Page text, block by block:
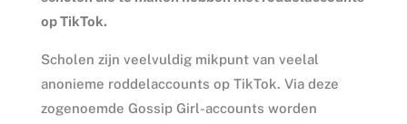
op TikTok.
Scholen zijn veelvuldig mikpunt van veelal
anonieme roddelaccounts op TikTok. Via deze
zogenoemde Gossip Girl-accounts worden